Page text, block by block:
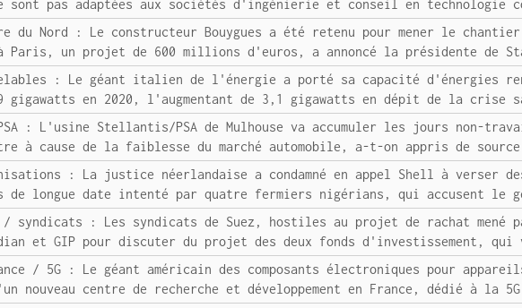
sont pas adaptées aux sociétés d'ingénierie et conseil en technologie
du Nord : Le constructeur Bouygues a été retenu pour mener le
Paris, un projet de 600 millions d'euros, a annoncé la présidente de
: Le géant italien de l'énergie a porté sa capacité d'énergies
gigawatts en 2020, l'augmentant de 3,1 gigawatts en dépit de la crise
: L'usine Stellantis/PSA de Mulhouse va accumuler les jours non-
à cause de la faiblesse du marché automobile, a-t-on appris de
: La justice néerlandaise a condamné en appel Shell à verser
de longue date intenté par quatre fermiers nigérians, qui accusent le
/ syndicats : Les syndicats de Suez, hostiles au projet de rachat mené
et GIP pour discuter du projet des deux fonds d'investissement, qui
/ 5G : Le géant américain des composants électroniques pour
nouveau centre de recherche et développement en France, dédié à la